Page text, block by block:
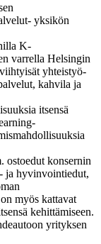
yksikön
K-
varrella Helsingin
yhteistyö-
kahvila ja
itsensä
ostoedut konsernin
ja hyvinvointiedut,
myös kattavat
kehittämiseen.
yrityksen